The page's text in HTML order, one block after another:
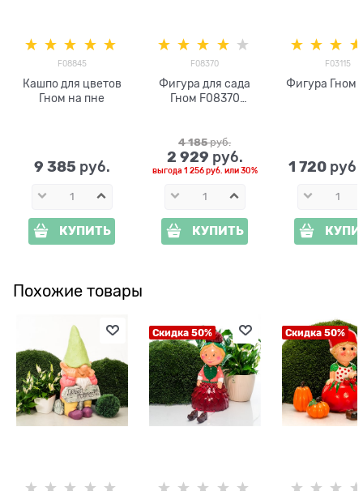
F08845
Кашпо для цветов
Гном на пне
9 385 руб.
КУПИТЬ
F08370
Фигура для сада
Гном F08370
4 185 руб.
2 929 руб.
выгода 1 256 руб. или30%
КУПИТЬ
F03115
Фигура Гном
1 720
Похожие товары
Скидка 50% Скидка 50%